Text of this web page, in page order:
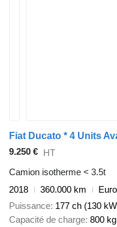
Fiat Ducato * 4 Units
9.250 € HT
Camion isotherme < 3.5t
2018
360.000 km
Puissance 177 ch (130
Capacité de charge 800 kg